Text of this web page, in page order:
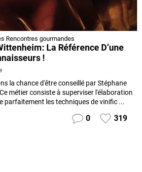
Rencontres gourmandes
La Référence D’une
!
la chance d'être conseillé par Stéphane
métier consiste à superviser l'élaboration
parfaitement les techniques de vinific ...
0 319